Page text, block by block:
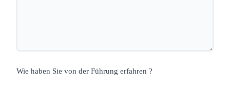
Wie haben Sie von der Führung erfahren ?